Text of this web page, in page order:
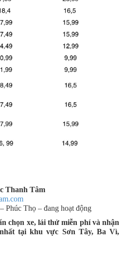
Thanh Tâm
Phúc Thọ – đang hoạt động
chọn xe, lái thử miễn phí và nhận
tại khu vực Sơn Tây, Ba Vì,